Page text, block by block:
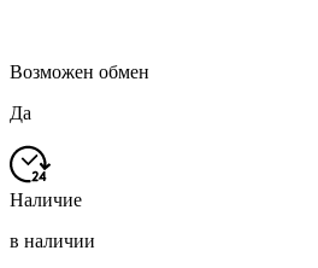
Возможен обмен
Да
Наличие
в наличии